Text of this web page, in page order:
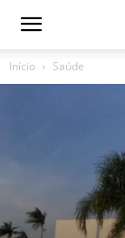
Início Saúde